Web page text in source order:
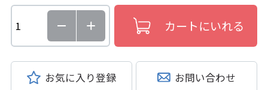
お気に入り登録 お問い合わせ